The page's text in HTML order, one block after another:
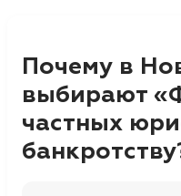
Почему в
выбирают
частных